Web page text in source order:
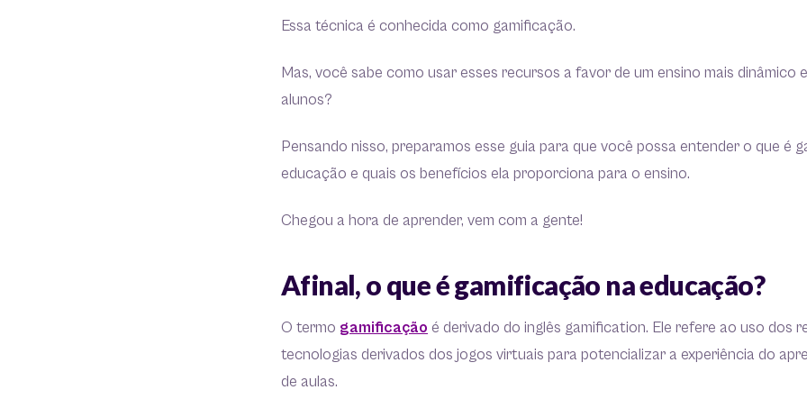
Essa técnica é conhecida como gamificação.
Mas, você sabe como usar esses recursos a favor de um ensino mais dinâmico
alunos?
Pensando nisso, preparamos esse guia para que você possa entender o que é
educação e quais os benefícios ela proporciona para o ensino.
Chegou a hora de aprender, vem com a gente!
Afinal, o que é gamificação na educação?
O termo gamificação é derivado do inglês gamification. Ele refere ao uso dos
tecnologias derivados dos jogos virtuais para potencializar a experiência do
de aulas.